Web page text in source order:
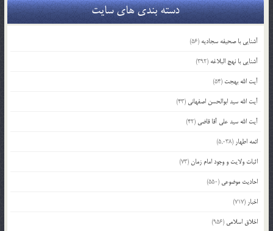
دسته بندی های سایت
آشنایی با صحیفه سجادیه (56)
آشنایی با نهج البلاغه (392)
آیت الله بهجت (54)
آیت الله سید ابوالحسن اصفهانی (43)
آیت الله سید علی آقا قاضی (42)
ائمه اطهار (5,038)
اثبات ولایت و وجود امام زمان(73)
احادیث موضوعی (550)
اخبار (717)
اخلاق اسلامی (956)